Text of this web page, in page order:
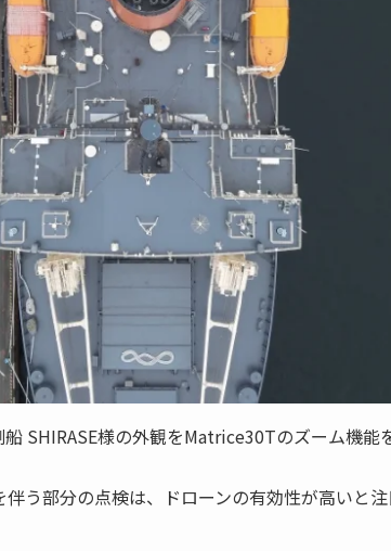
SHIRASE様の外観をMatrice30Tのズーム機能
う部分の点検は、ドローンの有効性が高いと